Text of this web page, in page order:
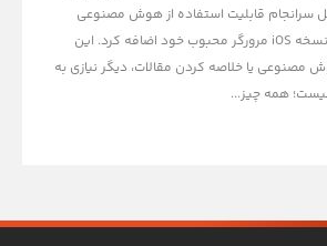
سرانجام قابلیت استفاده از هوش مصنوعی
Gemini را مستقیماً به نسخه iOS مرورگر محبوب خود اضافه کرد. این
مصنوعی یا خلاصه کردن مقالات، دیگر نیازی به
همه چیز...